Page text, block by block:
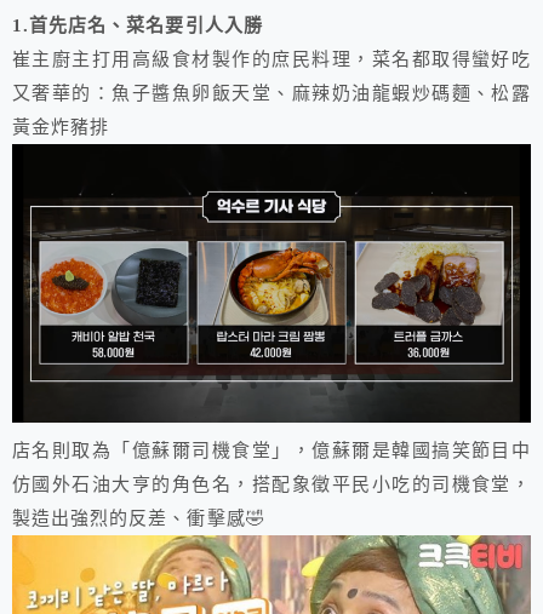
1.首先店名、菜名要引人入勝
崔主廚主打用高級食材製作的庶民料理，菜名都取得蠻好吃
又奢華的：魚子醬魚卵飯天堂、麻辣奶油龍蝦炒碼麵、松露
黃金炸豬排
店名則取為「億蘇爾司機食堂」，億蘇爾是韓國搞笑節目中
仿國外石油大亨的角色名，搭配象徵平民小吃的司機食堂，
製造出強烈的反差、衝擊感🤣